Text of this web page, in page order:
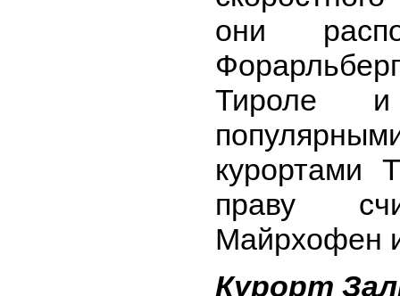
они
Тироле
курортами
праву
Майрхофен
Курорт